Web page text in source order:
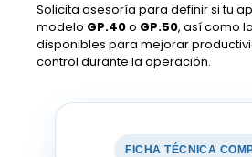
Solicita asesoría para definir si tu
modelo GP.40o GP.50, así como
disponibles para mejorar
control durante la operación.
FICHA TÉCNICA